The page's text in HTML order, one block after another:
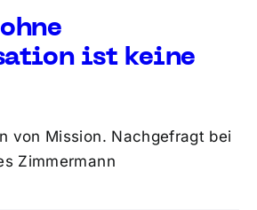
ist keine
von Mission. Nachgefragt bei
Zimmermann